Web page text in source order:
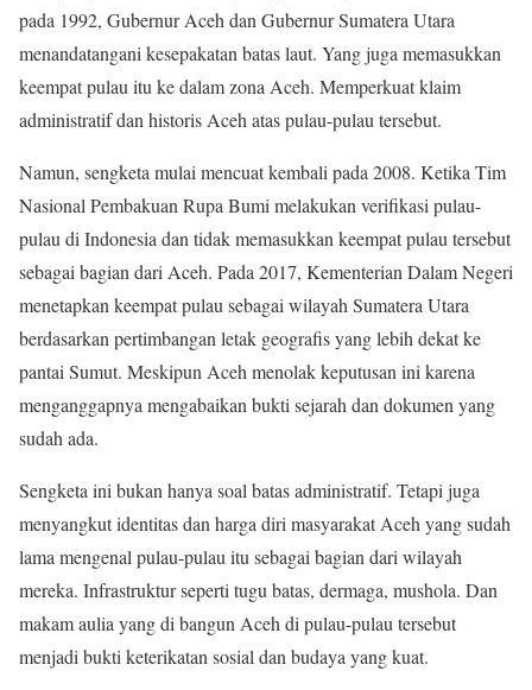
pada 1992, Gubernur Aceh dan Gubernur Sumatera Utara
menandatangani kesepakatan batas laut. Yang juga memasukkan
keempat pulau itu ke dalam zona Aceh. Memperkuat klaim
administratif dan historis Aceh atas pulau-pulau tersebut.
Namun, sengketa mulai mencuat kembali pada 2008. Ketika Tim
Nasional Pembakuan Rupa Bumi melakukan verifikasi pulau-
pulau di Indonesia dan tidak memasukkan keempat pulau tersebut
sebagai bagian dari Aceh. Pada 2017, Kementerian Dalam Negeri
menetapkan keempat pulau sebagai wilayah Sumatera Utara
berdasarkan pertimbangan letak geografis yang lebih dekat ke
pantai Sumut. Meskipun Aceh menolak keputusan ini karena
menganggapnya mengabaikan bukti sejarah dan dokumen yang
sudah ada.
Sengketa ini bukan hanya soal batas administratif. Tetapi juga
menyangkut identitas dan harga diri masyarakat Aceh yang sudah
lama mengenal pulau-pulau itu sebagai bagian dari wilayah
mereka. Infrastruktur seperti tugu batas, dermaga, mushola. Dan
makam aulia yang di bangun Aceh di pulau-pulau tersebut
menjadi bukti keterikatan sosial dan budaya yang kuat.